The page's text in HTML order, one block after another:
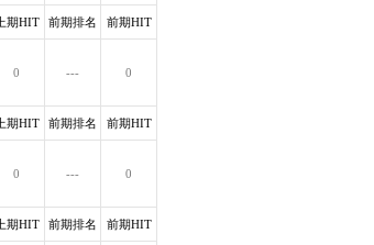
上期HIT 前期排名 前期HIT
0 --- 0
上期HIT 前期排名 前期HIT
0 --- 0
上期HIT 前期排名 前期HIT